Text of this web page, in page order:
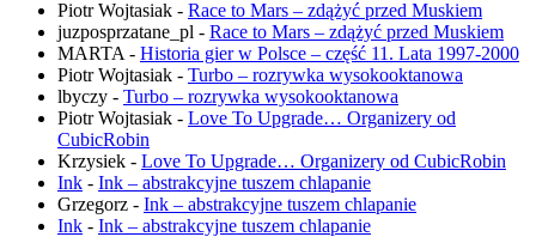
Piotr Wojtasiak - Race to Mars – zdążyć przed Muskiem
juzposprzatane_pl - Race to Mars – zdążyć przed Muskiem
MARTA - Historia gier w Polsce – część 11. Lata 1997-2000
Piotr Wojtasiak - Turbo – rozrywka wysokooktanowa
lbyczy - Turbo – rozrywka wysokooktanowa
Piotr Wojtasiak - Love To Upgrade… Organizery od
CubicRobin
Krzysiek - Love To Upgrade… Organizery od CubicRobin
Ink - Ink – abstrakcyjne tuszem chlapanie
Grzegorz - Ink – abstrakcyjne tuszem chlapanie
Ink - Ink – abstrakcyjne tuszem chlapanie